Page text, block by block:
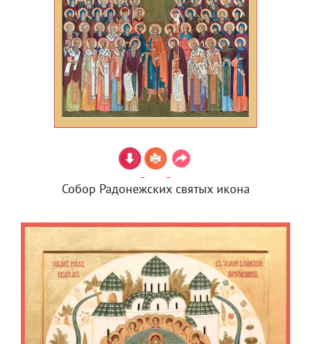
Собор Радонежских святых икона